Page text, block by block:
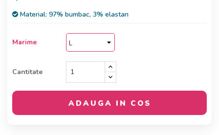
Material: 97% bumbac, 3% elastan
Marime
Cantitate
ADAUGA IN COS